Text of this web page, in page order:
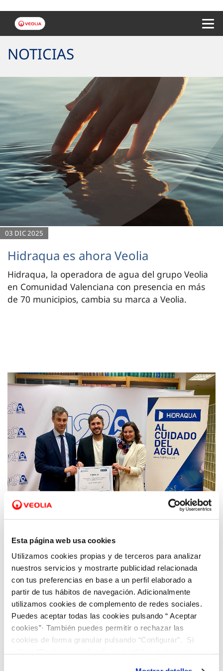
Esta página web usa cookies
Utilizamos cookies propias y de terceros para analizar
nuestros servicios y mostrarte publicidad relacionada
con tus preferencias en base a un perfil elaborado a
partir de tus hábitos de navegación. Adicionalmente
utilizamos cookies de complemento de redes sociales.
Puedes aceptar todas las cookies pulsando “ Aceptar
cookies”· También puedes permitir o rechazar las
cookies de forma granular pulsando “Configurar”. Si
NOTICIAS
03 DIC 2025
Hidraqua es ahora Veolia
Hidraqua, la operadora de agua del grupo Veolia
en Comunidad Valenciana con presencia en más
de 70 municipios, cambia su marca a Veolia.
Javier Ivànyez gana el VI Premio de